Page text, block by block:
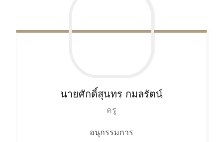
นายศักดิ์สุนทร กมลรัตน์
ครู
อนุกรรมการ